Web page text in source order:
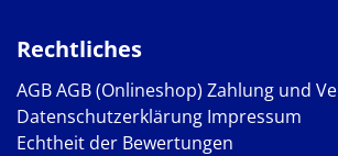
Rechtliches
AGBAGB (Onlineshop) Zahlung und
Datenschutzerklärung Impressum
Echtheit der Bewertungen